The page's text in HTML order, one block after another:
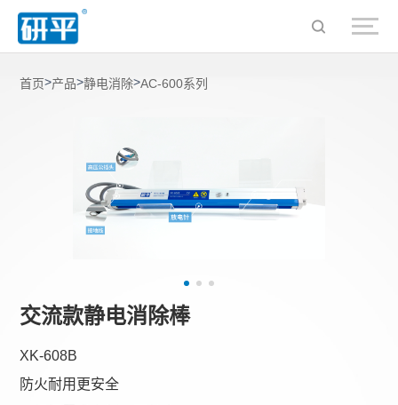
首页>产品>静电消除>AC-600系列
交流款静电消除棒
XK-608B
防火耐用更安全